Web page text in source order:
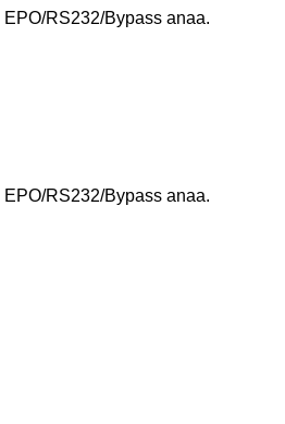
RS232/Bypass anaa.
RS232/Bypass anaa.